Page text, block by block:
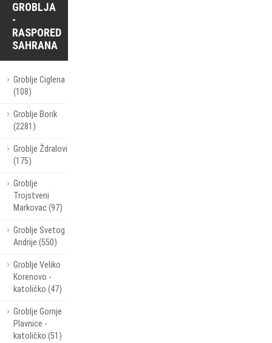
GROBLJA
-
RASPORED
SAHRANA
Groblje Ciglena
(108)
Groblje Borik
(2281)
Groblje Ždralovi
(175)
Groblje
Trojstveni
Markovac (97)
Groblje Svetog
Andrije (550)
Groblje Veliko
Korenovo -
katoličko (47)
Groblje Gornje
Plavnice -
katoličko (51)